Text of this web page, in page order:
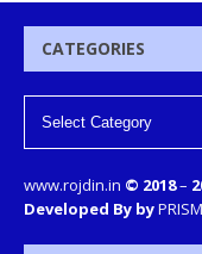
CATEGORIES
www.rojdin.in © 2018–
Developed By by